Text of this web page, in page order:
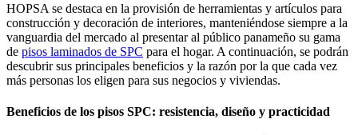
HOPSA se destaca en la provisión de herramientas y artículos para
construcción y decoración de interiores, manteniéndose siempre a la
vanguardia del mercado al presentar al público panameño su gama
de pisos laminados de SPC para el hogar. A continuación, se podrán
descubrir sus principales beneficios y la razón por la que cada vez
más personas los eligen para sus negocios y viviendas.
Beneficios de los pisos SPC: resistencia, diseño y practicidad